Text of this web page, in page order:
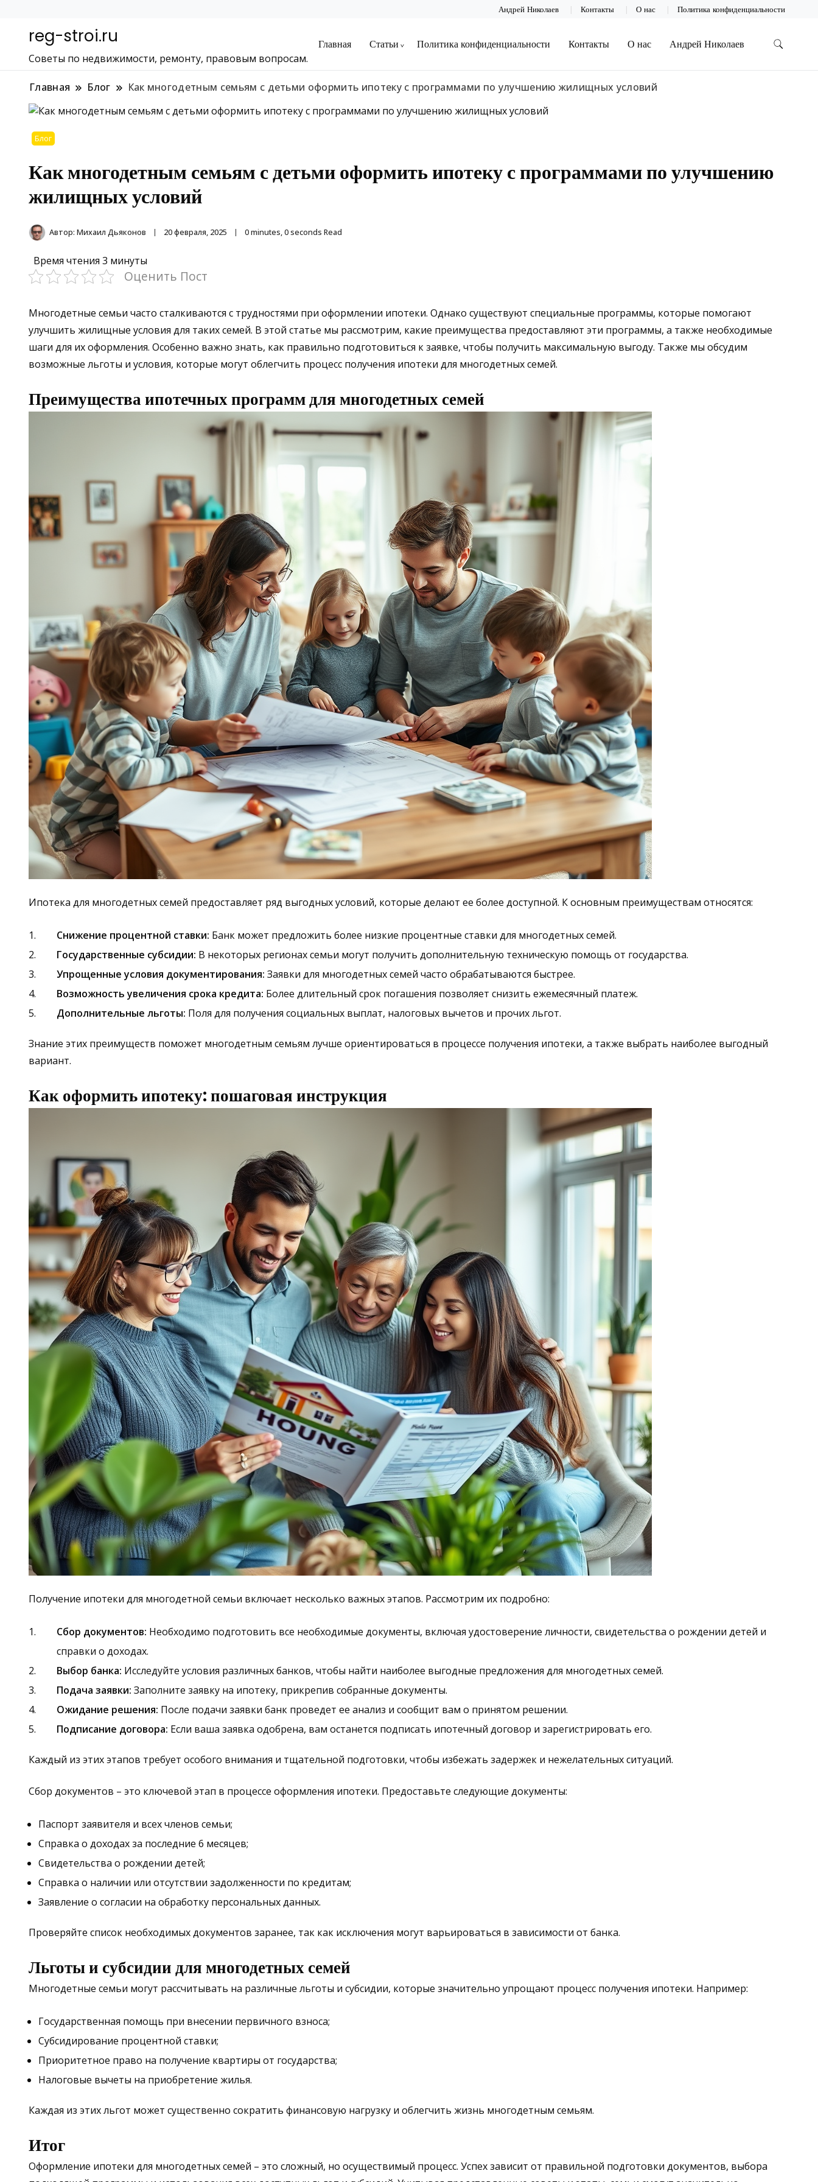
Андрей Николаев Контакты О нас Политика конфиденциальности
reg-stroi.ru
Советы по недвижимости, ремонту, правовым вопросам.
Главная Статьи Политика конфиденциальности Контакты О нас Андрей Николаев
Главная Блог Как многодетным семьям с детьми оформить ипотеку с программами по улучшению жилищных условий
Блог
Как многодетным семьям с детьми оформить ипотеку с программами по улучшению
жилищных условий
Автор: Михаил Дьяконов 20 февраля, 2025 0 minutes, 0 seconds Read
Время чтения 3 минуты
Оценить Пост
Многодетные семьи часто сталкиваются с трудностями при оформлении ипотеки. Однако существуют специальные программы, которые помогают
улучшить жилищные условия для таких семей. В этой статье мы рассмотрим, какие преимущества предоставляют эти программы, а также необходимые
шаги для их оформления. Особенно важно знать, как правильно подготовиться к заявке, чтобы получить максимальную выгоду. Также мы обсудим
возможные льготы и условия, которые могут облегчить процесс получения ипотеки для многодетных семей.
Преимущества ипотечных программ для многодетных семей
Ипотека для многодетных семей предоставляет ряд выгодных условий, которые делают ее более доступной. К основным преимуществам относятся:
Снижение процентной ставки: Банк может предложить более низкие процентные ставки для многодетных семей.
Государственные субсидии: В некоторых регионах семьи могут получить дополнительную техническую помощь от государства.
Упрощенные условия документирования: Заявки для многодетных семей часто обрабатываются быстрее.
Возможность увеличения срока кредита: Более длительный срок погашения позволяет снизить ежемесячный платеж.
Дополнительные льготы: Поля для получения социальных выплат, налоговых вычетов и прочих льгот.
Знание этих преимуществ поможет многодетным семьям лучше ориентироваться в процессе получения ипотеки, а также выбрать наиболее выгодный
вариант.
Как оформить ипотеку: пошаговая инструкция
Получение ипотеки для многодетной семьи включает несколько важных этапов. Рассмотрим их подробно:
Сбор документов: Необходимо подготовить все необходимые документы, включая удостоверение личности, свидетельства о рождении детей и
справки о доходах.
Выбор банка: Исследуйте условия различных банков, чтобы найти наиболее выгодные предложения для многодетных семей.
Подача заявки: Заполните заявку на ипотеку, прикрепив собранные документы.
Ожидание решения: После подачи заявки банк проведет ее анализ и сообщит вам о принятом решении.
Подписание договора: Если ваша заявка одобрена, вам останется подписать ипотечный договор и зарегистрировать его.
Каждый из этих этапов требует особого внимания и тщательной подготовки, чтобы избежать задержек и нежелательных ситуаций.
Сбор документов – это ключевой этап в процессе оформления ипотеки. Предоставьте следующие документы:
Паспорт заявителя и всех членов семьи;
Справка о доходах за последние 6 месяцев;
Свидетельства о рождении детей;
Справка о наличии или отсутствии задолженности по кредитам;
Заявление о согласии на обработку персональных данных.
Проверяйте список необходимых документов заранее, так как исключения могут варьироваться в зависимости от банка.
Льготы и субсидии для многодетных семей
Многодетные семьи могут рассчитывать на различные льготы и субсидии, которые значительно упрощают процесс получения ипотеки. Например:
Государственная помощь при внесении первичного взноса;
Субсидирование процентной ставки;
Приоритетное право на получение квартиры от государства;
Налоговые вычеты на приобретение жилья.
Каждая из этих льгот может существенно сократить финансовую нагрузку и облегчить жизнь многодетным семьям.
Итог
Оформление ипотеки для многодетных семей – это сложный, но осуществимый процесс. Успех зависит от правильной подготовки документов, выбора